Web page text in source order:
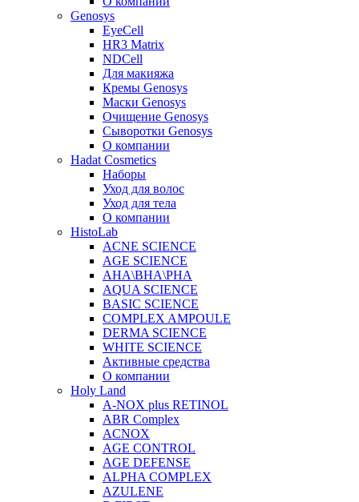
Genosys
EyeCell
HR3 Matrix
NDCell
Для макияжа
Кремы Genosys
Маски Genosys
Очищение Genosys
Сыворотки Genosys
О компании
Hadat Cosmetics
Наборы
Уход для волос
Уход для тела
О компании
HistoLab
ACNE SCIENCE
AGE SCIENCE
AHA\BHA\PHA
AQUA SCIENCE
BASIC SCIENCE
COMPLEX AMPOULE
DERMA SCIENCE
WHITE SCIENCE
Активные средства
О компании
Holy Land
A-NOX plus RETINOL
ABR Complex
ACNOX
AGE CONTROL
AGE DEFENSE
ALPHA COMPLEX
AZULENE